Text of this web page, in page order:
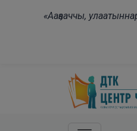
«Ааҕааччы,